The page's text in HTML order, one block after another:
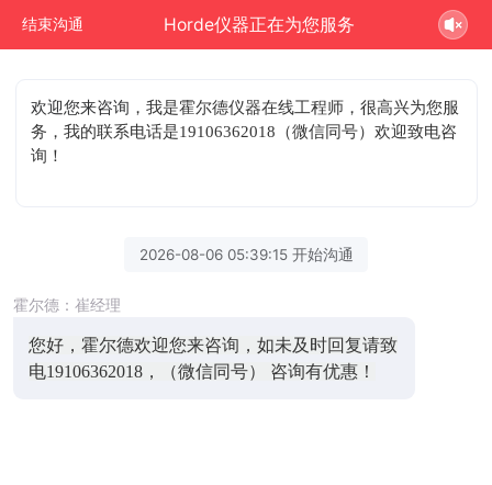
结束沟通 Horde仪器正在为您服务
欢迎您来咨询 ，我是霍尔德仪器在线工程师，很高兴为您服
务，我的联系电话是19106362018（微信同号）欢迎致电咨
询！
2026-08-06 05:39:15 开始沟通
霍尔德：崔经理
您好，霍尔德欢迎您来咨询，如未及时回复请致
电19106362018，（微信同号） 咨询有优惠！